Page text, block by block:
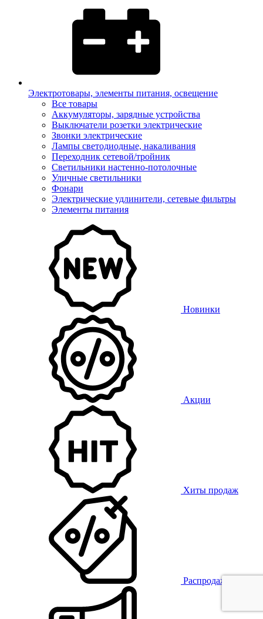
Электротовары, элементы питания, освещение
Все товары
Аккумуляторы, зарядные устройства
Выключатели розетки электрические
Звонки электрические
Лампы светодиодные, накаливания
Переходник сетевой/тройник
Светильники настенно-потолочные
Уличные светильники
Фонари
Электрические удлинители, сетевые фильтры
Элементы питания
Новинки
Акции
Хиты продаж
Распродажа